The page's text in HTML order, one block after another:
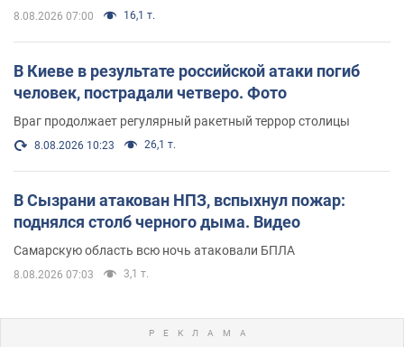
8.08.2026 07:00 16,1 т.
В Киеве в результате российской атаки погиб
человек, пострадали четверо. Фото
Враг продолжает регулярный ракетный террор столицы
8.08.2026 10:23 26,1 т.
В Сызрани атакован НПЗ, вспыхнул пожар:
поднялся столб черного дыма. Видео
Самарскую область всю ночь атаковали БПЛА
8.08.2026 07:03 3,1 т.